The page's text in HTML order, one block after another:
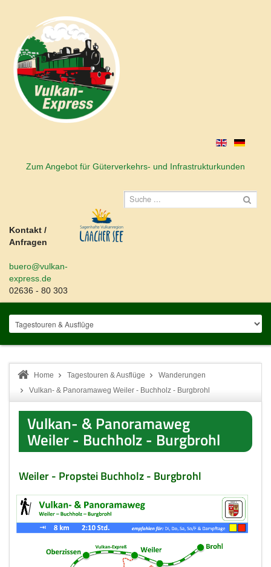
Zum Angebot für Güterverkehrs- und Infrastrukturkunden
Kontakt /
Anfragen
buero@vulkan-
express.de
02636 - 80 303
Home Tagestouren & Ausflüge
Wanderungen
Vulkan- & Panoramaweg Weiler - Buchholz - Burgbrohl
Vulkan- & Panoramaweg
Weiler - Buchholz - Burgbrohl
Weiler - Propstei Buchholz - Burgbrohl